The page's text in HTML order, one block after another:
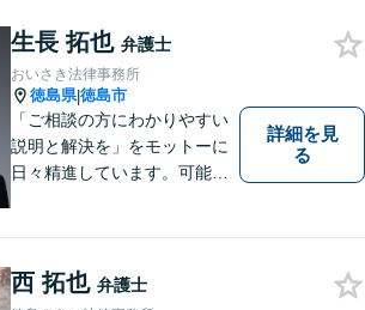
す。
生長 拓也 弁護士
おいさき法律事務所
徳島県|徳島市
「ご相談の方にわかりやすい
説明と解決を」をモットーに
日々精進しています。可能な
詳細を見
る
西 拓也 弁護士